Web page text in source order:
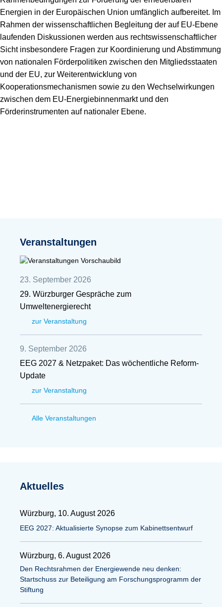
Energien in der Europäischen Union umfänglich aufbereitet. Im
Rahmen der wissenschaftlichen Begleitung der auf EU-Ebene
laufenden Diskussionen werden aus rechtswissenschaftlicher
Sicht insbesondere Fragen zur Koordinierung und Abstimmung
von nationalen Förderpolitiken zwischen den Mitgliedsstaaten
und der EU, zur Weiterentwicklung von
Kooperationsmechanismen sowie zu den Wechselwirkungen
zwischen dem EU-Energiebinnenmarkt und den
Förderinstrumenten auf nationaler Ebene.
Veranstaltungen
23. September 2026
29. Würzburger Gespräche zum
Umweltenergierecht
zur Veranstaltung
9. September 2026
EEG 2027 & Netzpaket: Das wöchentliche Reform-
Update
zur Veranstaltung
Alle Veranstaltungen
Aktuelles
Würzburg, 10. August 2026
EEG 2027: Aktualisierte Synopse zum Kabinettsentwurf
Würzburg, 6. August 2026
Den Rechtsrahmen der Energiewende neu denken:
Startschuss zur Beteiligung am Forschungsprogramm der
Stiftung